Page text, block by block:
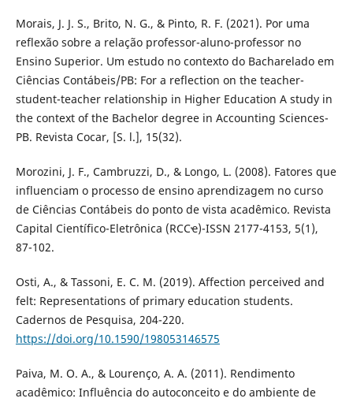
Morais, J. J. S., Brito, N. G., & Pinto, R. F. (2021). Por uma
reflexão sobre a relação professor-aluno-professor no
Ensino Superior. Um estudo no contexto do Bacharelado em
Ciências Contábeis/PB: For a reflection on the teacher-
student-teacher relationship in Higher Education A study in
the context of the Bachelor degree in Accounting Sciences-
PB. Revista Cocar, [S. l.], 15(32).
Morozini, J. F., Cambruzzi, D., & Longo, L. (2008). Fatores que
influenciam o processo de ensino aprendizagem no curso
de Ciências Contábeis do ponto de vista acadêmico. Revista
Capital Científico-Eletrônica (RCCҽ)-ISSN 2177-4153, 5(1),
87-102.
Osti, A., & Tassoni, E. C. M. (2019). Affection perceived and
felt: Representations of primary education students.
Cadernos de Pesquisa, 204-220.
https://doi.org/10.1590/198053146575
Paiva, M. O. A., & Lourenço, A. A. (2011). Rendimento
acadêmico: Influência do autoconceito e do ambiente de